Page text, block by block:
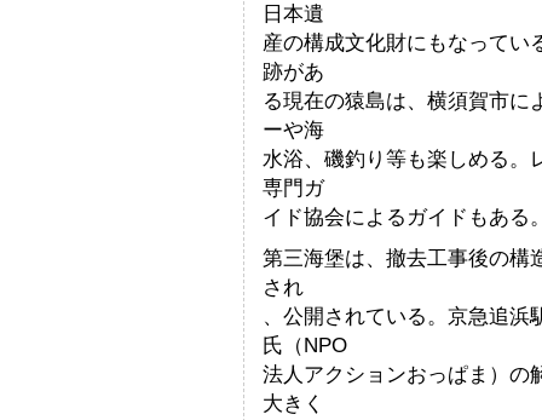
日本遺
産の構成文化財にもなってい
跡があ
る現在の猿島は、横須賀市に
ーや海
水浴、磯釣り等も楽しめる。
専門ガ
イド協会によるガイドもある
第三海堡は、撤去工事後の構
され
、公開されている。京急追浜
氏（NPO
法人アクションおっぱま）の
大きく